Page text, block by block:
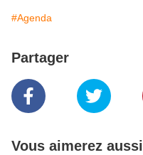
#Agenda
Partager
Vous aimerez aussi